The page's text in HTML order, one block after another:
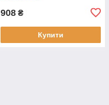
908 ₴
Купити